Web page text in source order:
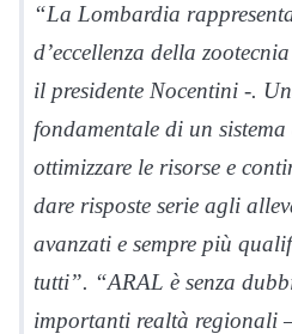
“La Lombardia
d’eccellenza della
il presidente Nocentini -.
fondamentale di un
ottimizzare le risorse e
dare risposte serie agli
avanzati e sempre più
tutti”. “ARAL è senza
importanti realtà regionali